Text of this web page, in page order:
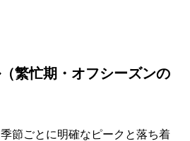
繁忙期・オフシーズンの
節ごとに明確なピークと落ち着